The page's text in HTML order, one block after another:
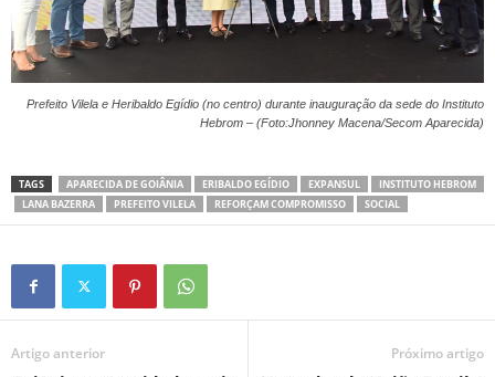
Prefeito Vilela e Heribaldo Egídio (no centro) durante inauguração da sede do Instituto
Hebrom – (Foto:Jhonney Macena/Secom Aparecida)
TAGS APARECIDA DE GOIÂNIA ERIBALDO EGÍDIO EXPANSUL
INSTITUTO HEBROM
LANA BAZERRA
PREFEITO VILELA REFORÇAM COMPROMISSO SOCIAL
Artigo anterior Próximo artigo